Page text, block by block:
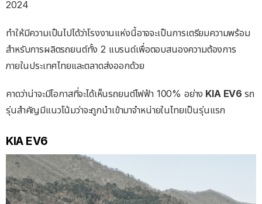
2024
ทำให้มีความเป็นไปได้ว่าโรงงานแห่งนี้อาจจะเป็นการเตรียมความพร้อม
สำหรับการผลิตรถยนต์ทั้ง 2 แบรนด์เพื่อตอบสนองความต้องการ
ภายในประเทศไทยและตลาดส่งออกด้วย
คาดว่าน่าจะมีโอกาสที่จะได้เห็นรถยนต์ไฟฟ้า100% อย่าง KIA EV6 รถ
รุ่นสำคัญมีแนวโน้มว่าจะถูกนำเข้ามาจำหน่ายในไทยเป็นรุ่นแรก
KIA EV6